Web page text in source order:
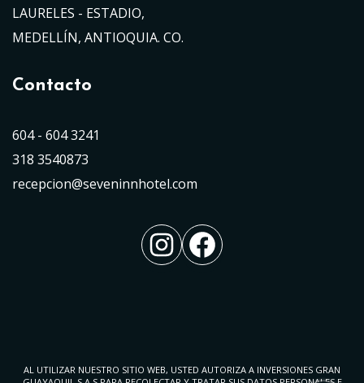
LAURELES - ESTADIO,
MEDELLÍN, ANTIOQUIA. CO.
Contacto
604 - 604 3241
318 3540873
recepcion@seveninnhotel.com
Instagram
Facebook
AL UTILIZAR NUESTRO SITIO WEB, USTED AUTORIZA A INVERSIONES GRAN